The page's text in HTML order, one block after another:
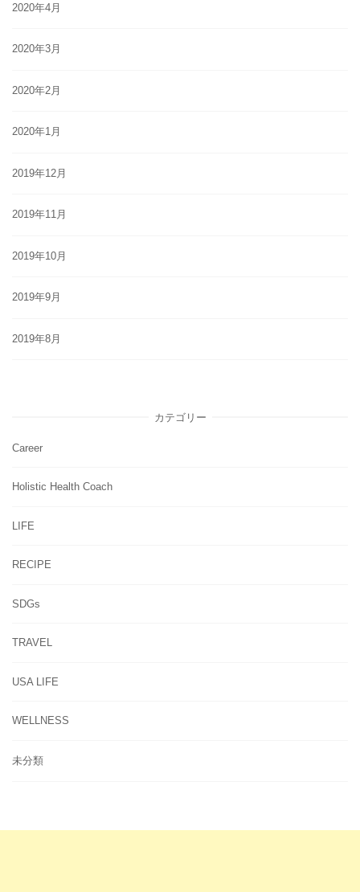
2020年4月
2020年3月
2020年2月
2020年1月
2019年12月
2019年11月
2019年10月
2019年9月
2019年8月
カテゴリー
Career
Holistic Health Coach
LIFE
RECIPE
SDGs
TRAVEL
USA LIFE
WELLNESS
未分類